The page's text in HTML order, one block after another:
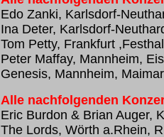
Edo Zanki, Karlsdorf-
Ina Deter, Karlsdorf-
Tom Petty, Frankfurt
Peter Maffay, Mannheim,
Genesis, Mannheim,
Alle nachfolgenden
Eric Burdon & Brian Auger,
The Lords, Wörth a.Rhein,